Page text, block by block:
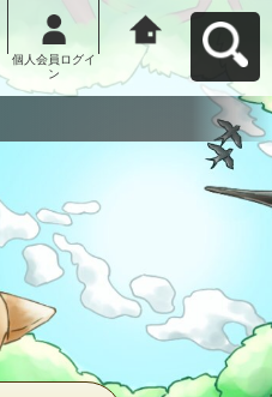
個人会員ログイ
ン
大府市民活動支
援サイト コラビ
アへ戻る